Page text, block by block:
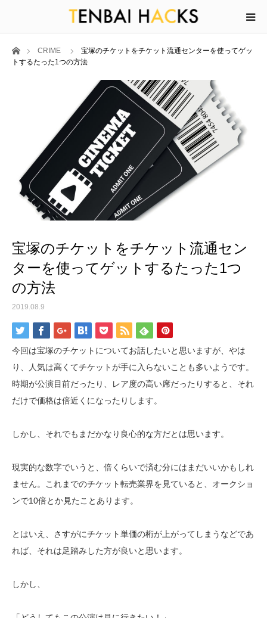
ホームCRIME
宝塚のチケットをチケット流通センターを使ってゲッ
トするたった1つの方法
宝塚のチケットをチケット流通セン
ターを使ってゲットするたった1つ
の方法
2019.08.9
今回は宝塚のチケットについてお話したいと思いますが、やは
り、人気は高くてチケットが手に入らないことも多いようです。
時期が公演目前だったり、レア度の高い席だったりすると、それ
だけで価格は倍近くになったりします。
しかし、それでもまだかなり良心的な方だとは思います。
現実的な数字でいうと、倍くらいで済む分にはまだいいかもしれ
ません。これまでのチケット転売業界を見ていると、オークショ
ンで10倍とか見たことあります。
とはいえ、さすがにチケット単価の桁が上がってしまうなどであ
れば、それは足踏みした方が良いと思います。
しかし、